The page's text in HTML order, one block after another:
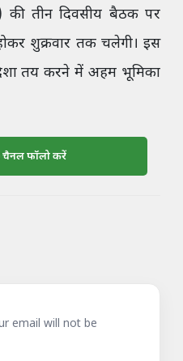
की तीन दिवसीय बैठक पर
शुक्रवार तक चलेगी। इस
तय करने में अहम भूमिका
चैनल फॉलो करें
email will not be